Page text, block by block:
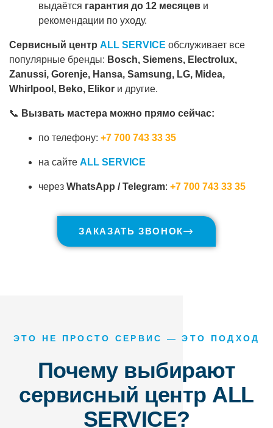
выдаётся гарантия до 12 месяцев и
рекомендации по уходу.
Сервисный центр ALL SERVICE обслуживает все
популярные бренды: Bosch, Siemens, Electrolux,
Zanussi, Gorenje, Hansa, Samsung, LG, Midea,
Whirlpool, Beko, Elikor и другие.
📞 Вызвать мастера можно прямо сейчас:
по телефону: +7 700 743 33 35
на сайте ALL SERVICE
через WhatsApp / Telegram: +7 700 743 33 35
ЗАКАЗАТЬ ЗВОНОК
ЭТО НЕ ПРОСТО СЕРВИС — ЭТО ПОДХОД
Почему выбирают
сервисный центр ALL
SERVICE?